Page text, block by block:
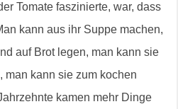
Tomate faszinierte, war, dass
kann aus ihr Suppe machen,
auf Brot legen, man kann sie
man kann sie zum kochen
kamen mehr Dinge